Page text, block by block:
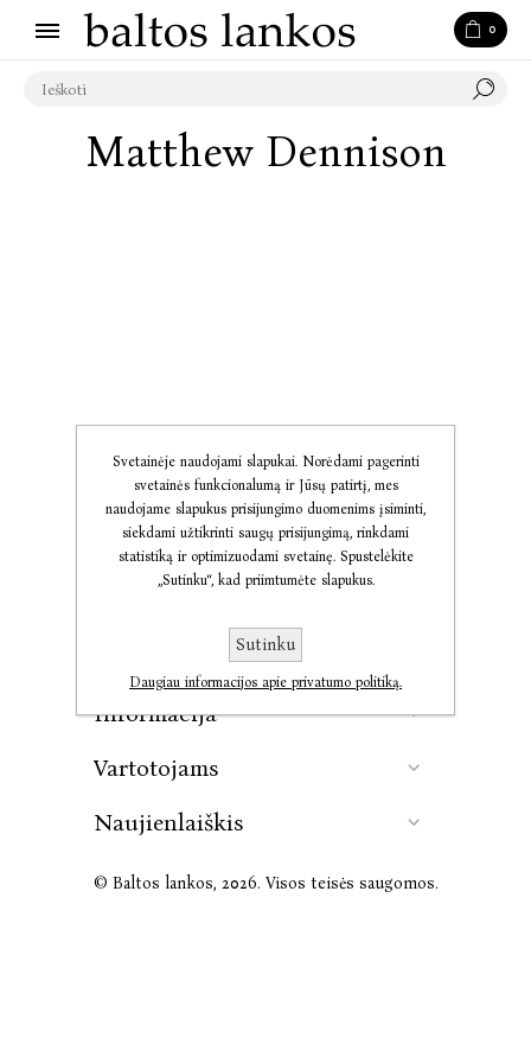
0
Matthew Dennison
Informacija
Vartotojams
Naujienlaiškis
© Baltos lankos, 2026. Visos teisės saugomos.
Svetainėje naudojami slapukai. Norėdami pagerinti
svetainės funkcionalumą ir Jūsų patirtį, mes
naudojame slapukus prisijungimo duomenims įsiminti,
siekdami užtikrinti saugų prisijungimą, rinkdami
statistiką ir optimizuodami svetainę. Spustelėkite
„Sutinku“, kad priimtumėte slapukus.
Sutinku
Daugiau informacijos apie privatumo politiką.